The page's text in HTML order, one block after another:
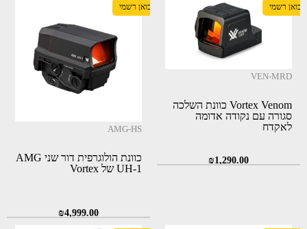
יבואן רשמי
VEN-MRD
Vortex Venom כוונת השלכה
סגורה עם נקודה אדומה
לאקדח
₪1,290.00
יבואן רשמי
AMG-HS
כוונת הולוגרפית דור שני AMG
UH-1 של Vortex
₪4,999.00